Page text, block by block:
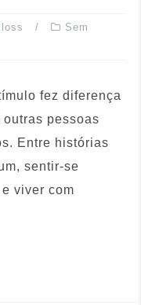
Sem
fez diferença
pessoas
Entre histórias
sentir-se
viver com